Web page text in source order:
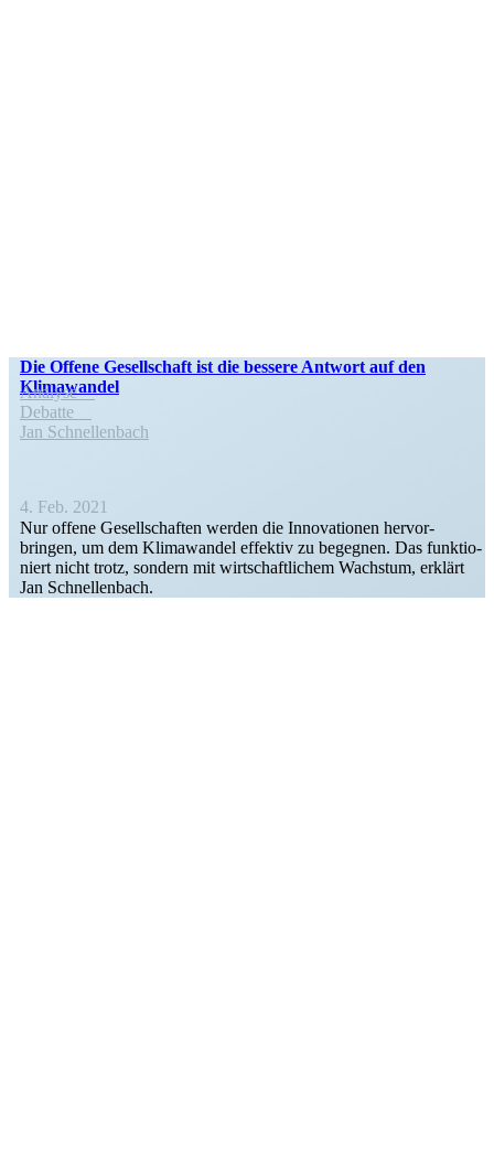
Die Offene Gesell­schaft ist die bessere Antwort auf den
Klimawandel
Analyse
Debatte
Jan Schnel­lenbach
4. Feb. 2021
Nur offene Gesell­schaften werden die Innova­tionen hervor­
bringen, um dem Klima­wandel effektiv zu begegnen. Das funktio­
niert nicht trotz, sondern mit wirtschaft­lichem Wachstum, erklärt
Jan Schnellenbach.